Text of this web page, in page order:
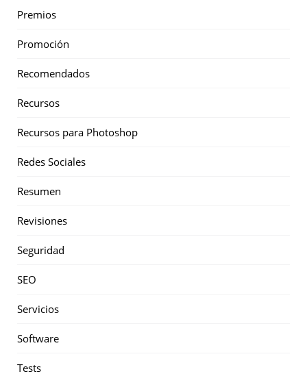
Premios
Promoción
Recomendados
Recursos
Recursos para Photoshop
Redes Sociales
Resumen
Revisiones
Seguridad
SEO
Servicios
Software
Tests